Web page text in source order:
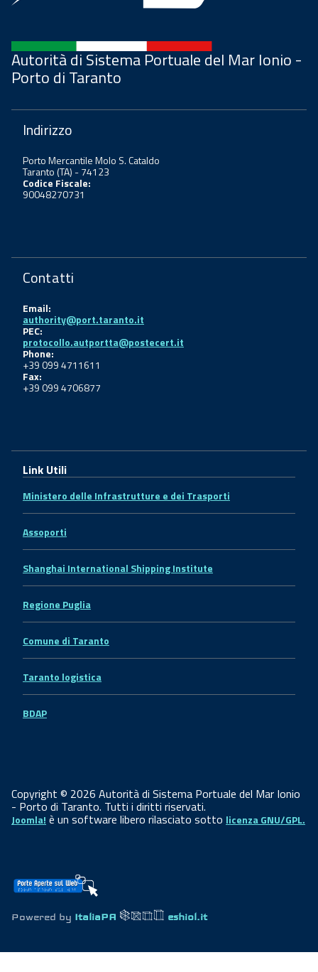
Autorità di Sistema Portuale del Mar Ionio -
Porto di Taranto
Indirizzo
Porto Mercantile Molo S. Cataldo
Taranto (TA) - 74123
Codice Fiscale:
90048270731
Contatti
Email:
authority@port.taranto.it
PEC:
protocollo.autportta@postecert.it
Phone:
+39 099 4711611
Fax:
+39 099 4706877
Link Utili
Ministero delle Infrastrutture e dei Trasporti
Assoporti
Shanghai International Shipping Institute
Regione Puglia
Comune di Taranto
Taranto logistica
BDAP
Copyright © 2026 Autorità di Sistema Portuale del Mar Ionio
- Porto di Taranto. Tutti i diritti riservati.
Joomla! è un software libero rilasciato sotto licenza GNU/GPL.
Powered by ItaliaPA eshiol.it